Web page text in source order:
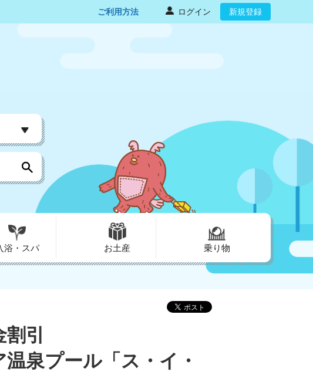
ご利用方法 ログイン 新規登録
浴・スパ お土産 乗り物
引
泉プール「ス・イ・